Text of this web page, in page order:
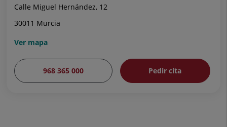
Calle Miguel Hernández, 12
30011 Murcia
Ver mapa
968 365 000 Pedir cita